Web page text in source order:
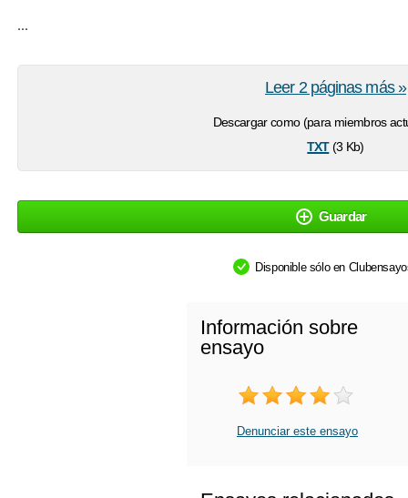
...
Descargar como (para miembros
txt(3 Kb)
Leer 2 páginas más »
Guardar
Disponible sólo en
Información sobre
ensayo
Denunciar este ensayo